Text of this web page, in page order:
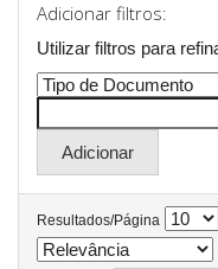
Adicionar filtros:
Utilizar filtros para
Resultados/Página